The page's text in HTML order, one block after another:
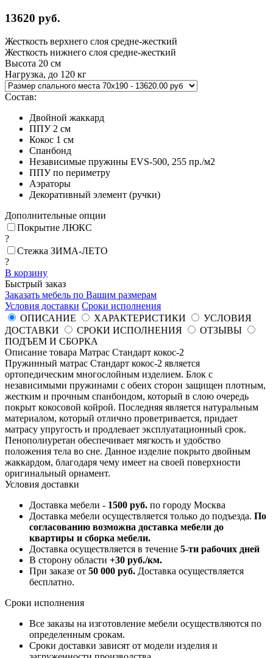
13620 руб.
Жесткость верхнего слоя средне-жесткий
Жесткость нижнего слоя средне-жесткий
Высота 20 см
Нагрузка, до 120 кг
Состав:
Двойной жаккард
ППУ 2 см
Кокос 1 см
Спанбонд
Независимые пружины EVS-500, 255 пр./м2
ППУ по периметру
Аэраторы
Декоративный элемент (ручки)
Дополнительные опции
Покрытие ЛЮКС
?
Стежка ЗИМА-ЛЕТО
?
В корзину
Быстрый заказ
Заказать мебель по Вашим размерам
Условия доставки Сроки исполнения
ОПИСАНИЕ
ХАРАКТЕРИСТИКИ
УСЛОВИЯ
ДОСТАВКИ
СРОКИ ИСПОЛНЕНИЯ
ОТЗЫВЫ
ПОДЪЕМ И СБОРКА
Описание товара Матрас Стандарт кокос-2
Пружинный матрас Стандарт кокос-2 является
ортопедическим многослойным изделием. Блок с
независимыми пружинами с обеих сторон защищен плотным,
жестким и прочным спанбондом, который в слою очередь
покрыт кокосовой койрой. Последняя является натуральным
материалом, который отлично проветривается, придает
матрасу упругость и продлевает эксплуатационный срок.
Пенополиуретан обеспечивает мягкость и удобство
положения тела во сне. Данное изделие покрыто двойным
жаккардом, благодаря чему имеет на своей поверхности
оригинальный орнамент.
Условия доставки
Доставка мебели - 1500 руб. по городу Москва
Доставка мебели осуществляется только до подъезда. По
согласованию возможна доставка мебели до
квартиры и сборка мебели.
Доставка осуществляется в течение 5-ти рабочих дней
В сторону области +30 руб./км.
При заказе от 50 000 руб. Доставка осуществляется
бесплатно.
Сроки исполнения
Все заказы на изготовление мебели осуществляются по
определенным срокам.
Сроки доставки зависят от модели изделия и